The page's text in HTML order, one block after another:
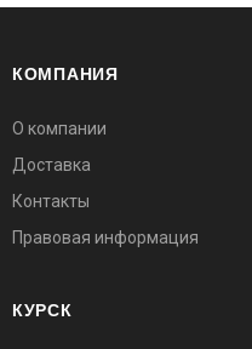
КОМПАНИЯ
О компании
Доставка
Контакты
Правовая информация
КУРСК